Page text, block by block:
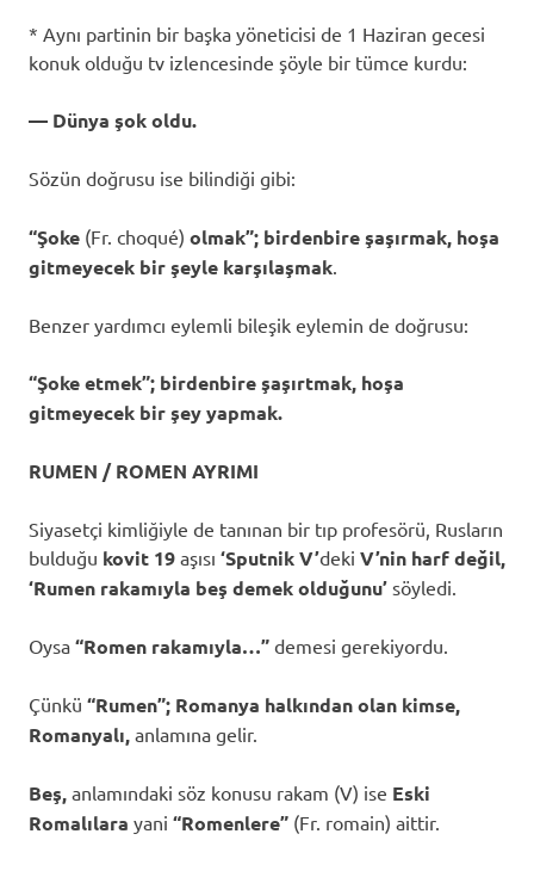
* Aynı partinin bir başka yöneticisi de 1 Haziran gecesi
konuk olduğu tv izlencesinde şöyle bir tümce kurdu:
— Dünya şok oldu.
Sözün doğrusu ise bilindiği gibi:
“Şoke (Fr. choqué) olmak”; birdenbire şaşırmak, hoşa
gitmeyecek bir şeyle karşılaşmak
Benzer yardımcı eylemli bileşik eylemin de doğrusu:
“Şoke etmek”; birdenbire şaşırtmak, hoşa
gitmeyecek bir şey yapmak.
RUMEN / ROMEN AYRIMI
Siyasetçi kimliğiyle de tanınan bir tıp profesörü, Rusların
bulduğu kovit 19 aşısı ‘Sputnik V’deki V’nin harf değil,
‘Rumen rakamıyla beş demek olduğunu’ söyledi.
Oysa “Romen rakamıyla…” demesi gerekiyordu.
Çünkü “Rumen”; Romanya halkından olan kimse,
Romanyalı, anlamına gelir.
Beş, anlamındaki söz konusu rakam (V) ise Eski
Romalılara yani “Romenlere” (Fr. romain) aittir.